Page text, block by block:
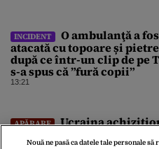
INCIDENT
O ambulanţă a
atacată cu topoare și
după ce într-un clip de pe
s-a spus că ”fură copii”
13:21
APĂRARE
Ucraina
Nouă ne pasă ca datele tale personale